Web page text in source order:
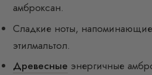
амброксан.
Сладкие ноты,
этилмальтол.
Древесные энергичные